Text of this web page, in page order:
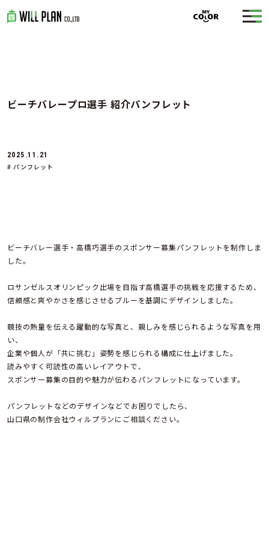
ビーチバレープロ選手 紹介パンフレット
2025.11.21
# パンフレット
ビーチバレー選手・高橋巧選手のスポンサー募集パンフレットを制作しま
した。
ロサンゼルスオリンピック出場を目指す高橋選手の挑戦を応援するため、
信頼感と爽やかさを感じさせるブルーを基調にデザインしました。
競技の熱量を伝える躍動的な写真と、親しみを感じられるような写真を用
い、
企業や個人が「共に挑む」姿勢を感じられる構成に仕上げました。
読みやすく可読性の高いレイアウトで、
スポンサー募集の目的や魅力が伝わるパンフレットになっています。
パンフレットなどのデザインなどでお困りでしたら、
山口県の制作会社ウィルプランにご相談ください。